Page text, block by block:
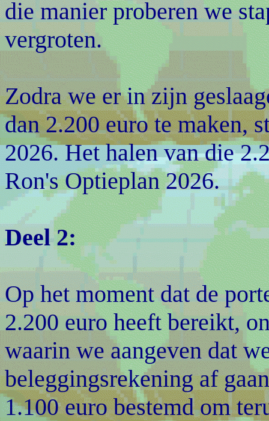
die manier proberen we
vergroten.
Zodra we er in zijn
dan 2.200 euro te maken,
2026. Het halen van die
Ron's Optieplan 2026.
Deel 2:
Op het moment dat de
2.200 euro heeft bereikt,
waarin we aangeven dat
beleggingsrekening af
1.100 euro bestemd om